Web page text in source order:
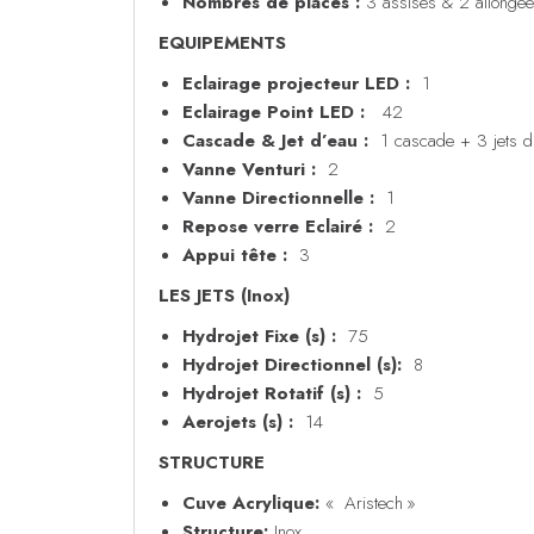
EQUIPEMENTS
Eclairage projecteur LED : 1
Eclairage Point LED :
42
Cascade & Jet d’eau : 1 cascade + 3 jets
Vanne Venturi : 2
Vanne Directionnelle : 1
Repose verre Eclairé : 2
Appui tête : 3
LES JETS (Inox)
Hydrojet Fixe (s) : 75
Hydrojet Directionnel (s): 8
Hydrojet Rotatif (s) : 5
Aerojets (s) : 14
STRUCTURE
Cuve Acrylique: « Aristech »